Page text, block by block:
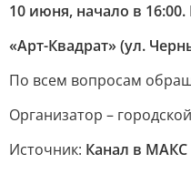
10 июня, начало в
«Арт-Квадрат» (ул.
По всем вопросам
Организатор –
Источник: Канал в